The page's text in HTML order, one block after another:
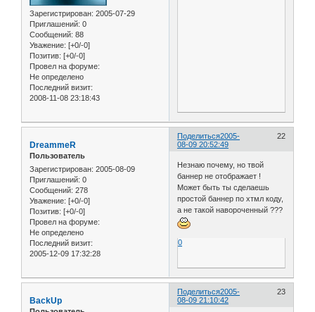
Зарегистрирован: 2005-07-29
Приглашений: 0
Сообщений: 88
Уважение: [+0/-0]
Позитив: [+0/-0]
Провел на форуме:
Не определено
Последний визит:
2008-11-08 23:18:43
Поделиться 22
2005-
08-09 20:52:49
DreammeR
Пользователь
Зарегистрирован: 2005-08-09
Приглашений: 0
Сообщений: 278
Уважение: [+0/-0]
Позитив: [+0/-0]
Провел на форуме:
Не определено
Последний визит:
2005-12-09 17:32:28
Незнаю почему, но твой
баннер не отображает !
Может быть ты сделаешь
простой баннер по хтмл коду,
а не такой навороченный ???
0
Поделиться 23
2005-
08-09 21:10:42
BackUp